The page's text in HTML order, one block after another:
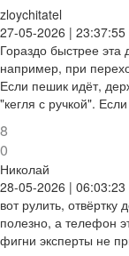
zloychitatel
27-05-2026 | 23:37:55
Гораздо быстрее эта
например, при
Если пешик идёт,
"кегля с ручкой".
8
0
Николай
28-05-2026 | 06:03:23
вот рулить,
полезно, а телефон
фигни эксперты не